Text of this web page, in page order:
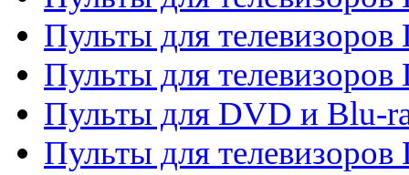
Пульты для телевизоров
Пульты для телевизоров
Пульты для DVD и Blu-
Пульты для телевизоров